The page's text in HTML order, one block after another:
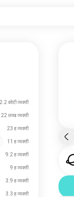
2.2 कोटी व्यक्ती
22 लाख व्यक्ती
23 ह व्यक्ती
11 ह व्यक्ती
9.2 ह व्यक्ती
9 ह व्यक्ती
3.9 ह व्यक्ती
3.3 ह व्यक्ती